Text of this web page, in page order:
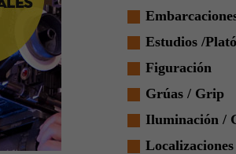
Estudios /
Figuración
Grúas / Grip
Iluminación /
Localizaciones